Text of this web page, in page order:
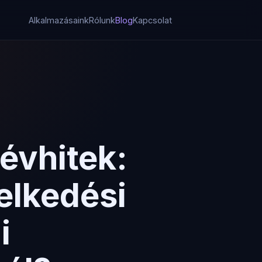
AlkalmazásainkRólunkBlogKapcsolat